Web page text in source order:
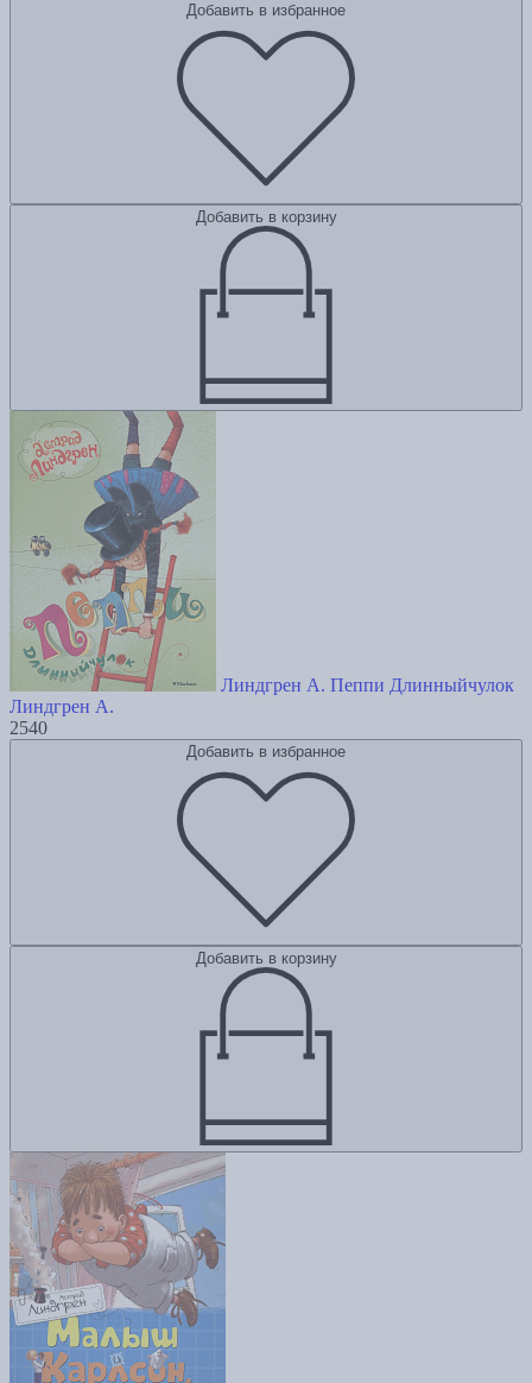
Добавить в избранное
Добавить в корзину
Линдгрен А. Пеппи Длинныйчулок
Линдгрен А.
2540
Добавить в избранное
Добавить в корзину